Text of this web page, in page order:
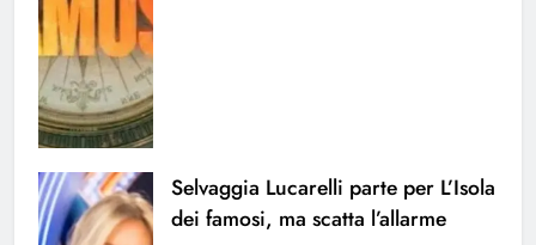
Selvaggia Lucarelli parte per L’Isola
dei famosi, ma scatta l’allarme